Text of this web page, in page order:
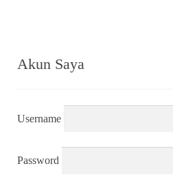
Akun Saya
Username
Password